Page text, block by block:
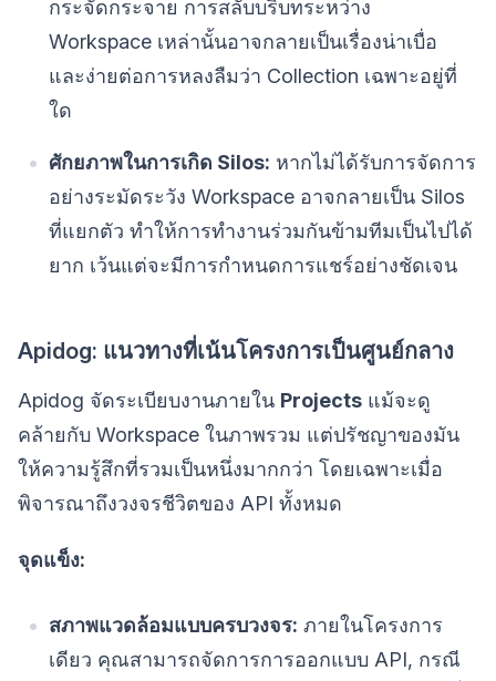
กระจัดกระจาย การสลับบริบทระหว่าง
Workspace เหล่านั้นอาจกลายเป็นเรื่องน่าเบื่อ
และง่ายต่อการหลงลืมว่า Collection เฉพาะอยู่ที่
ใด
ศักยภาพในการเกิด Silos: หากไม่ได้รับการจัดการ
อย่างระมัดระวัง Workspace อาจกลายเป็น Silos
ที่แยกตัว ทำให้การทำงานร่วมกันข้ามทีมเป็นไปได้
ยาก เว้นแต่จะมีการกำหนดการแชร์อย่างชัดเจน
Apidog: แนวทางที่เน้นโครงการเป็นศูนย์กลาง
Apidog จัดระเบียบงานภายใน Projects แม้จะดู
คล้ายกับ Workspace ในภาพรวม แต่ปรัชญาของมัน
ให้ความรู้สึกที่รวมเป็นหนึ่งมากกว่า โดยเฉพาะเมื่อ
พิจารณาถึงวงจรชีวิตของ API ทั้งหมด
จุดแข็ง:
สภาพแวดล้อมแบบครบวงจร: ภายในโครงการ
เดียว คุณสามารถจัดการการออกแบบ API, กรณี